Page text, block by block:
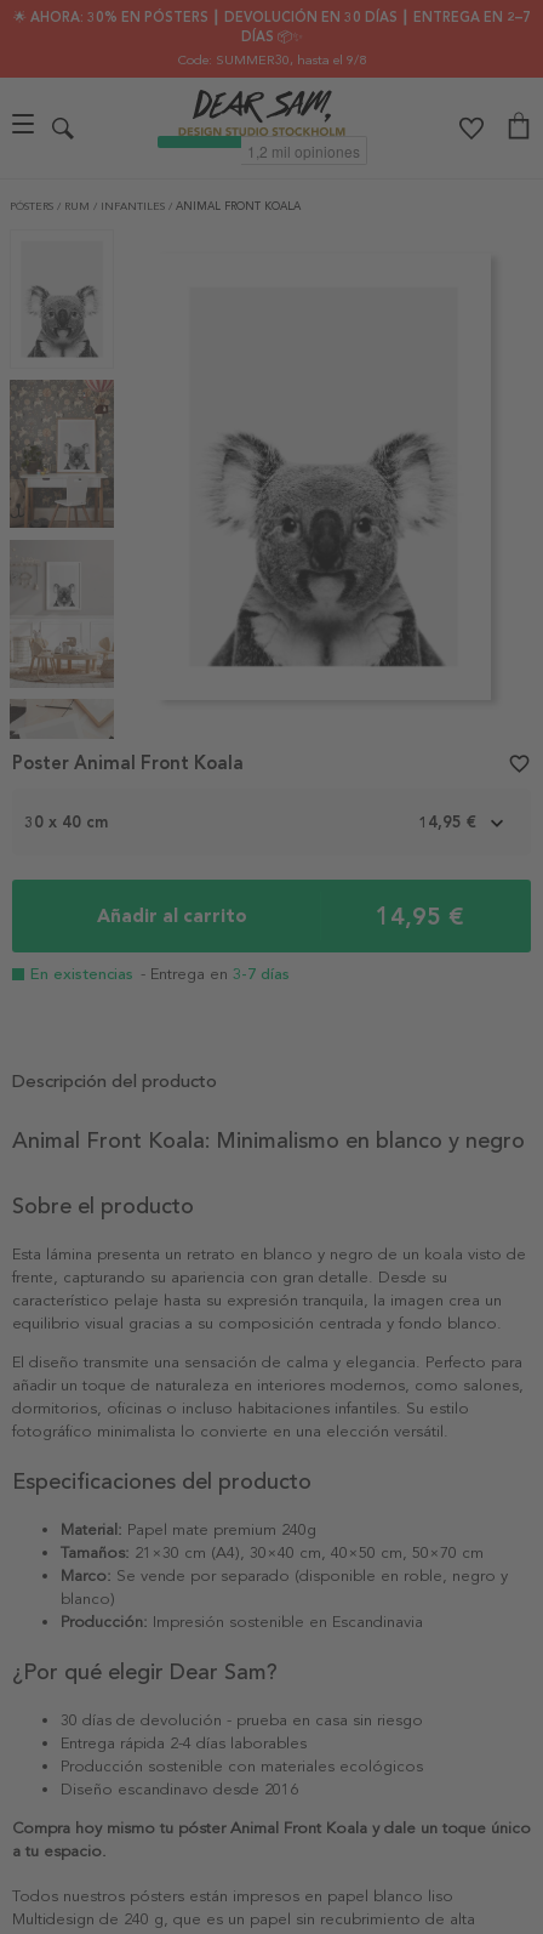
🌟 AHORA: 30% EN PÓSTERS ┃ DEVOLUCIÓN EN 30 DÍAS ┃ ENTREGA EN 2–7
DÍAS 📦✨
Code: SUMMER30, hasta el 9/8
PÓSTERS / RUM / INFANTILES / ANIMAL FRONT KOALA
Item
1
30 x 40 cm 14,95 €
Añadir al carrito 14,95 €
En existencias - Entrega en 3-7 días
Poster Animal Front Koala favorite_border
Descripción del producto
Animal Front Koala: Minimalismo en blanco y negro
Sobre el producto
Esta lámina presenta un retrato en blanco y negro de un koala visto de
frente, capturando su apariencia con gran detalle. Desde su
característico pelaje hasta su expresión tranquila, la imagen crea un
equilibrio visual gracias a su composición centrada y fondo blanco.
El diseño transmite una sensación de calma y elegancia. Perfecto para
añadir un toque de naturaleza en interiores modernos, como salones,
dormitorios, oficinas o incluso habitaciones infantiles. Su estilo
fotográfico minimalista lo convierte en una elección versátil.
Especificaciones del producto
Material: Papel mate premium 240g
Tamaños: 21×30 cm (A4), 30×40 cm, 40×50 cm, 50×70 cm
Marco: Se vende por separado (disponible en roble, negro y
blanco)
Producción: Impresión sostenible en Escandinavia
¿Por qué elegir Dear Sam?
30 días de devolución - prueba en casa sin riesgo
Entrega rápida 2-4 días laborables
Producción sostenible con materiales ecológicos
Diseño escandinavo desde 2016
Compra hoy mismo tu póster Animal Front Koala y dale un toque único
a tu espacio.
Todos nuestros pósters están impresos en papel blanco liso
Multidesign de 240 g, que es un papel sin recubrimiento de alta